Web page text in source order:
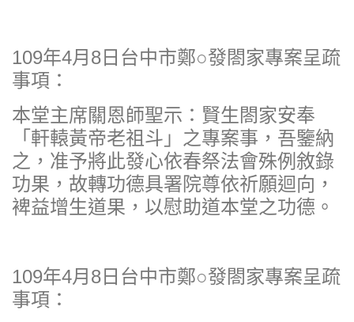
109年4月8日台中市鄭○發閤家專案呈疏
事項：
本堂主席關恩師聖示：賢生閤家安奉
「軒轅黃帝老祖斗」之專案事，吾鑒納
之，准予將此發心依春祭法會殊例敘錄
功果，故轉功德具署院尊依祈願迴向，
裨益增生道果，以慰助道本堂之功德。
109年4月8日台中市鄭○發閤家專案呈疏
事項：